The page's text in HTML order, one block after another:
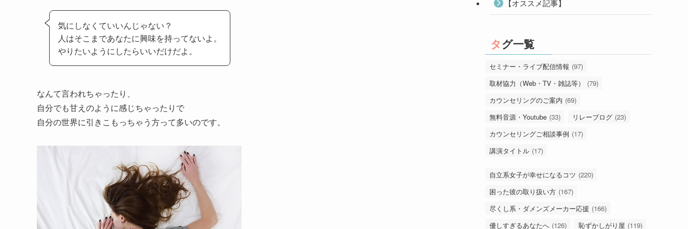
気にしなくていいんじゃない？
人はそこまであなたに興味を持ってないよ。
やりたいようにしたらいいだけだよ。
なんて言われちゃったり、
自分でも甘えのように感じちゃったりで
自分の世界に引きこもっちゃう方って多いのです。
【オススメ記事】
タグ一覧
セミナー・ライブ配信情報 (97)
取材協力（Web・TV・雑誌等）
(79)
カウンセリングのご案内 (69)
無料音源・Youtube (33) リレーブログ (23)
カウンセリングご相談事例 (17)
講演タイトル (17)
自立系女子が幸せになるコツ (220)
困った彼の取り扱い方 (167)
尽くし系・ダメンズメーカー応援 (166)
優しすぎるあなたへ (126) 恥ずかしがり屋 (119)